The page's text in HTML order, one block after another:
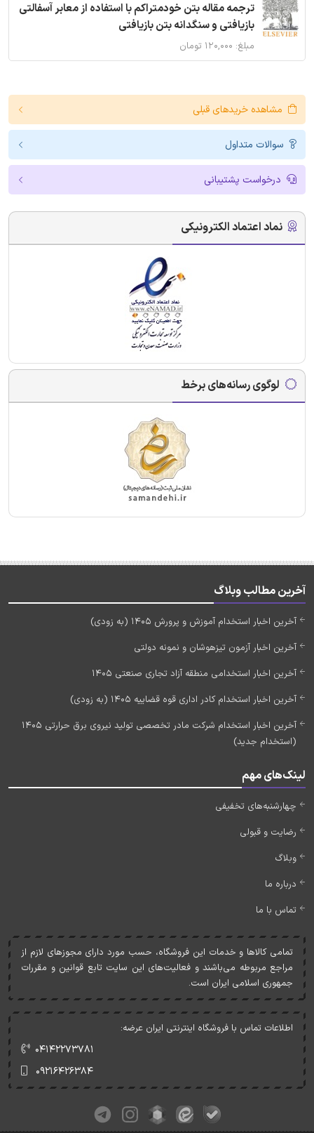
ترجمه مقاله بتن خودمتراکم با استفاده از معابر آسفالتی
بازیافتی و سنگدانه بتن بازیافتی
مبلغ: ۱۲۰,۰۰۰ تومان
مشاهده خریدهای قبلی
سوالات متداول
درخواست پشتیبانی
نماد اعتماد الکترونیکی
لوگوی رسانه‌های برخط
آخرین مطالب وبلاگ
آخرین اخبار استخدام آموزش و پرورش 1405 (به زودی)
آخرین اخبار آزمون تیزهوشان و نمونه دولتی
آخرین اخبار استخدامی منطقه آزاد تجاری صنعتی 1405
آخرین اخبار استخدام کادر اداری قوه قضاییه 1405 (به زودی)
آخرین اخبار استخدام شرکت مادر تخصصی تولید نیروی برق حرارتی 1405
(استخدام جدید)
لینک‌های مهم
چهارشنبه‌های تخفیفی
رضایت و قبولی
وبلاگ
درباره ما
تماس با ما
تمامی کالاها و خدمات اين فروشگاه، حسب مورد دارای مجوزهای لازم از
مراجع مربوطه می‌باشند و فعاليت‌های اين سايت تابع قوانين و مقررات
جمهوری اسلامی ايران است.
اطلاعات تماس با فروشگاه اینترنتی ایران عرضه:
۰۴۱۴۲۲۷۳۷۸۱
۰۹۲۱۶۴۲۶۳۸۴